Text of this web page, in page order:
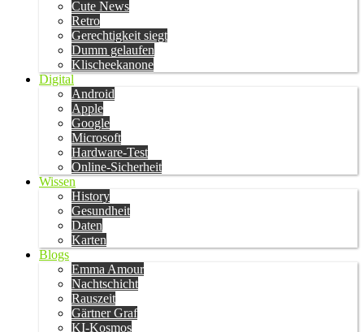
Cute News
Retro
Gerechtigkeit siegt
Dumm gelaufen
Klischeekanone
Digital
Android
Apple
Google
Microsoft
Hardware-Test
Online-Sicherheit
Wissen
History
Gesundheit
Daten
Karten
Blogs
Emma Amour
Nachtschicht
Rauszeit
Gärtner Graf
KI-Kosmos